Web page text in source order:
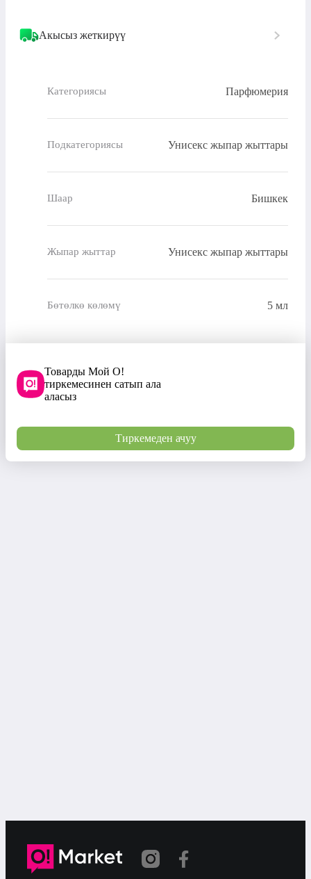
Акысыз жеткирүү
Категориясы Парфюмерия
Подкатегориясы Унисекс жыпар жыттары
Шаар Бишкек
Жыпар жыттар Унисекс жыпар жыттары
Бөтөлкө көлөмү 5 мл
Товарды Мой О!
тиркемесинен сатып ала
аласыз
Тиркемеден ачуу